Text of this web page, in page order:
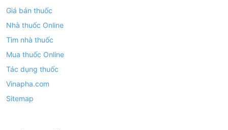
Giá bán thuốc
Nhà thuốc Online
Tìm nhà thuốc
Mua thuốc Online
Tác dụng thuốc
Vinapha.com
Sitemap